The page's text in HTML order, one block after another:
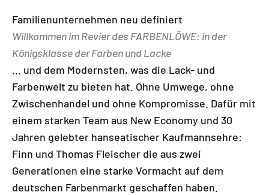
Familienunternehmen neu definiert
Willkommen im Revier des FARBENLÖWE: in der
Königsklasse der Farben und Lacke
... und dem Modernsten, was die Lack- und
Farbenwelt zu bieten hat. Ohne Umwege, ohne
Zwischenhandel und ohne Kompromisse. Dafür mit
einem starken Team aus New Economy und 30
Jahren gelebter hanseatischer Kaufmannsehre:
Finn und Thomas Fleischer die aus zwei
Generationen eine starke Vormacht auf dem
deutschen Farbenmarkt geschaffen haben.